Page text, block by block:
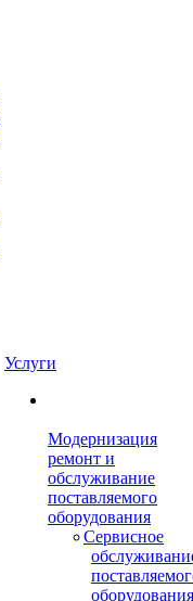
Услуги
Модернизация
ремонт и
обслуживание
поставляемого
оборудования
Сервисное
оборудования